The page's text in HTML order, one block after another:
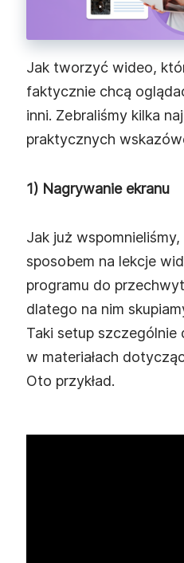
Jak tworzyć wideo,
faktycznie chcą
inni. Zebraliśmy kilka
praktycznych
1) Nagrywanie ekranu
Jak już
sposobem na lekcje
programu do
dlatego na nim
Taki setup szczególnie
w materiałach
Oto przykład.